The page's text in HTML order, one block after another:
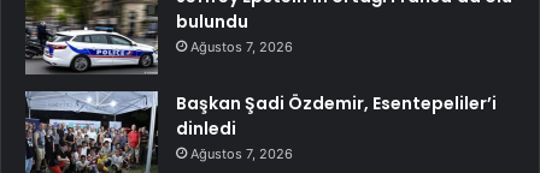
bulundu
Ağustos 7, 2026
Başkan Şadi Özdemir, Esentepeliler’i
dinledi
Ağustos 7, 2026